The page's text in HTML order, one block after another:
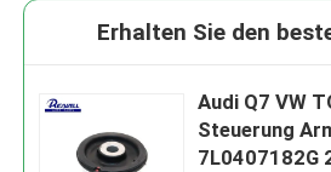
Erhalten Sie den
Audi Q7 VW
Steuerung
7L0407182G